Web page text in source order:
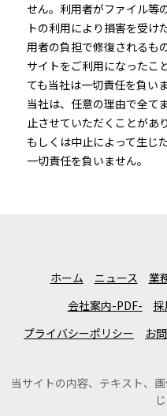
せん。利用者がファイル等
トの利用により損害を受け
用者の負担で修復されるも
サイトをご利用になったこ
ても当社は一切責任を負い
当社は、任意の理由で全て
止させていただくことがあ
もしくは中止によって生じ
一切責任を負いません。
ホーム ニュース 業
会社案内-PDF-
プライバシーポリシー
お
当サイトの内容、テキスト、